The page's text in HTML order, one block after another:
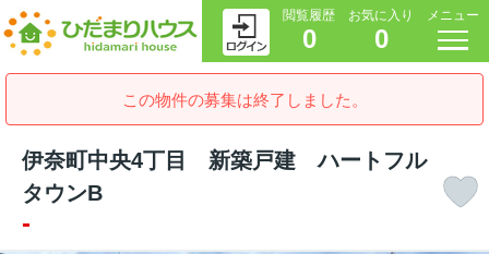
閲覧履歴
0
お気に入り
0
メニュー
この物件の募集は終了しました。
伊奈町中央4丁目 新築戸建 ハートフル
タウンB
-